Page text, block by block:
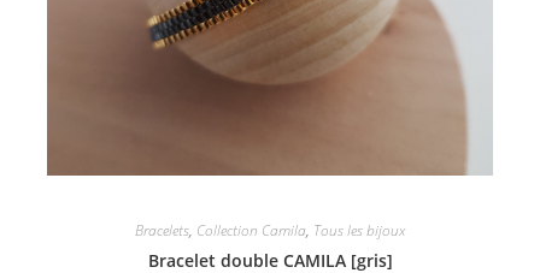
Bracelets, Collection Camila, Tous les bijoux
Bracelet double CAMILA [gris]